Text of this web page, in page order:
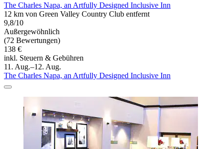
The Charles Napa, an Artfully Designed Inclusive Inn
12 km von Green Valley Country Club entfernt
9,8/10
Außergewöhnlich
(72 Bewertungen)
138 €
inkl. Steuern & Gebühren
11. Aug.–12. Aug.
The Charles Napa, an Artfully Designed Inclusive Inn